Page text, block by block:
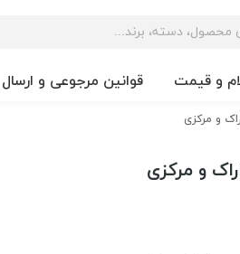
و قیمت قوانین مرجوعی و ارسال
و مرکزی
و مرکزی